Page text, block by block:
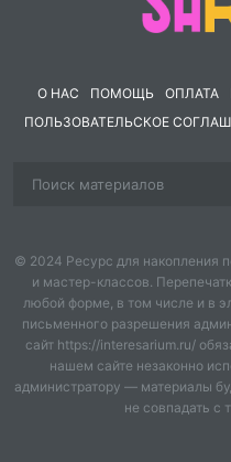
О НАС ПОМОЩЬ ОПЛАТА
ПОЛЬЗОВАТЕЛЬСКОЕ
© 2024 Ресурс для накопления
и мастер-классов.
любой форме, в том числе и в
письменного разрешения
сайт https://interesarium.ru/
нашем сайте незаконно
администратору — материалы
не совпадать с